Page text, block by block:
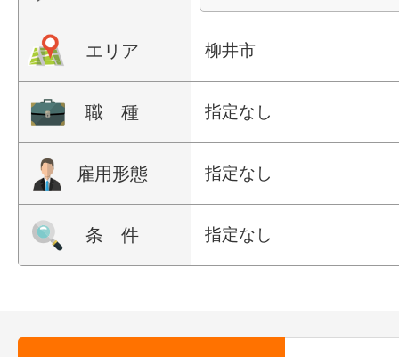
エリア 柳井市
職 種 指定なし
雇用形態 指定なし
条 件 指定なし